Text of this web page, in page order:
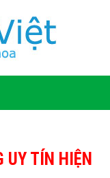
TÍN HIỆN